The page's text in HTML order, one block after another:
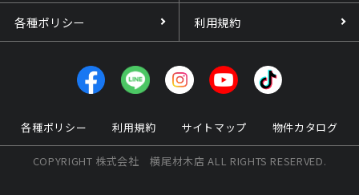
各種ポリシー 利用規約
各種ポリシー 利用規約 サイトマップ 物件カタログ
COPYRIGHT 株式会社 横尾材木店 ALL RIGHTS RESERVED.